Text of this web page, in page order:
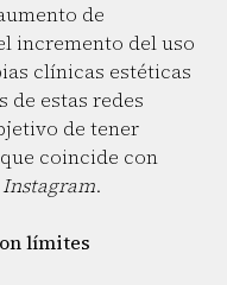
de
incremento del uso
clínicas estéticas
de estas redes
de tener
coincide con
Instagram.
límites